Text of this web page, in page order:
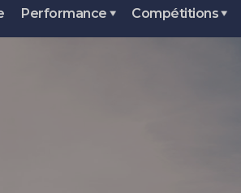
Performance Compétitions